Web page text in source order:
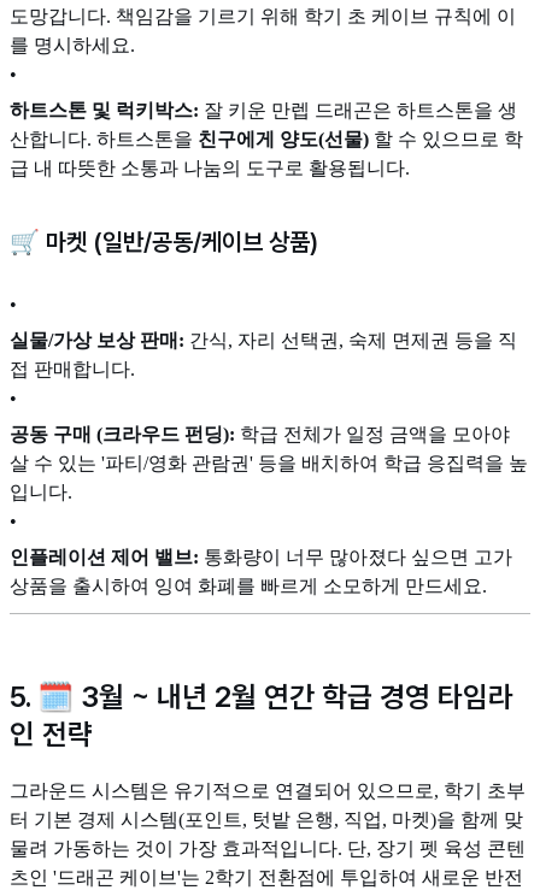
도망갑니다. 책임감을 기르기 위해 학기 초 케이브 규칙에 이
를 명시하세요.
•
하트스톤 및 럭키박스: 잘 키운 만렙 드래곤은 하트스톤을 생
산합니다. 하트스톤을 친구에게 양도(선물) 할 수 있으므로 학
급 내 따뜻한 소통과 나눔의 도구로 활용됩니다.
🛒 마켓 (일반/공동/케이브 상품)
•
실물/가상 보상 판매: 간식, 자리 선택권, 숙제 면제권 등을 직
접 판매합니다.
•
공동 구매 (크라우드 펀딩): 학급 전체가 일정 금액을 모아야
살 수 있는 '파티/영화 관람권' 등을 배치하여 학급 응집력을 높
입니다.
•
인플레이션 제어 밸브: 통화량이 너무 많아졌다 싶으면 고가
상품을 출시하여 잉여 화폐를 빠르게 소모하게 만드세요.
5. 🗓️ 3월 ~ 내년 2월 연간 학급 경영 타임라
인 전략
그라운드 시스템은 유기적으로 연결되어 있으므로, 학기 초부
터 기본 경제 시스템(포인트, 텃밭 은행, 직업, 마켓)을 함께 맞
물려 가동하는 것이 가장 효과적입니다. 단, 장기 펫 육성 콘텐
츠인 '드래곤 케이브'는 2학기 전환점에 투입하여 새로운 반전